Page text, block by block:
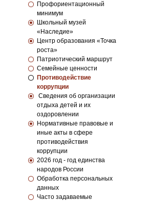
Профориентационный
минимум
Школьный музей
«Наследие»
Центр образования «Точка
роста»
Патриотический маршрут
Семейные ценности
Противодействие
коррупции
Сведения об организации
отдыха детей и их
оздоровлении
Нормативные правовые и
иные акты в сфере
противодействия
коррупции
2026 год - год единства
народов России
Обработка персональных
данных
Часто задаваемые